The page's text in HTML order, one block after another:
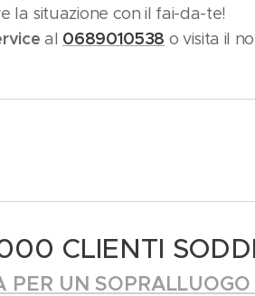
la situazione con il fai-da-te!
al 0689010538 o visita il
CLIENTI
PER UN